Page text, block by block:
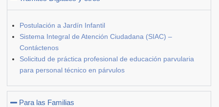
Postulación a Jardín Infantil
Sistema Integral de Atención Ciudadana (SIAC) –
Contáctenos
Solicitud de práctica profesional de educación parvularia
para personal técnico en párvulos
Para las Familias